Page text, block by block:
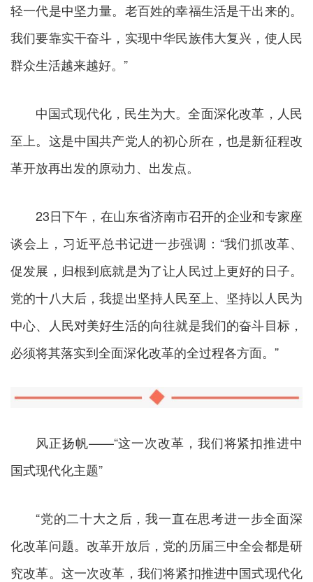
轻一代是中坚力量。老百姓的幸福生活是干出来的。
我们要靠实干奋斗，实现中华民族伟大复兴，使人民
群众生活越来越好。”
中国式现代化，民生为大。全面深化改革，人民
至上。这是中国共产党人的初心所在，也是新征程改
革开放再出发的原动力、出发点。
23日下午，在山东省济南市召开的企业和专家座
谈会上，习近平总书记进一步强调：“我们抓改革、
促发展，归根到底就是为了让人民过上更好的日子。
党的十八大后，我提出坚持人民至上、坚持以人民为
中心、人民对美好生活的向往就是我们的奋斗目标，
必须将其落实到全面深化改革的全过程各方面。”
风正扬帆——“这一次改革，我们将紧扣推进中
国式现代化主题”
“党的二十大之后，我一直在思考进一步全面深
化改革问题。改革开放后，党的历届三中全会都是研
究改革。这一次改革，我们将紧扣推进中国式现代化